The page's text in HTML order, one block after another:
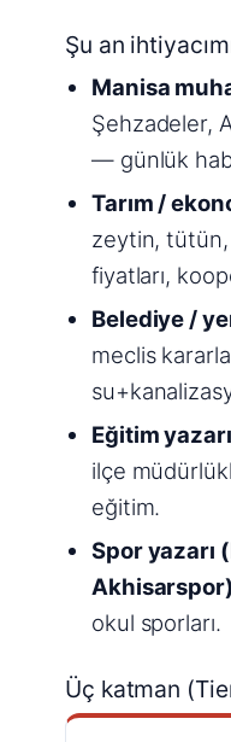
Şu an
Manisa
Şehzadeler,
— günlük
Tarım /
zeytin, tütün,
fiyatları,
Belediye /
meclis
Eğitim yazarı
ilçe
eğitim.
Spor yazarı
Akhisarspor)
okul sporları.
Üç katman